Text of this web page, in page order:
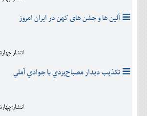
آئین ها و جشن های کهن در ایران امروز
انتشار:چهارشنبه 27
تکذيب ديدار مصباح‌‏يزدي با جوادي آملي
انتشار:چهارشنبه 27